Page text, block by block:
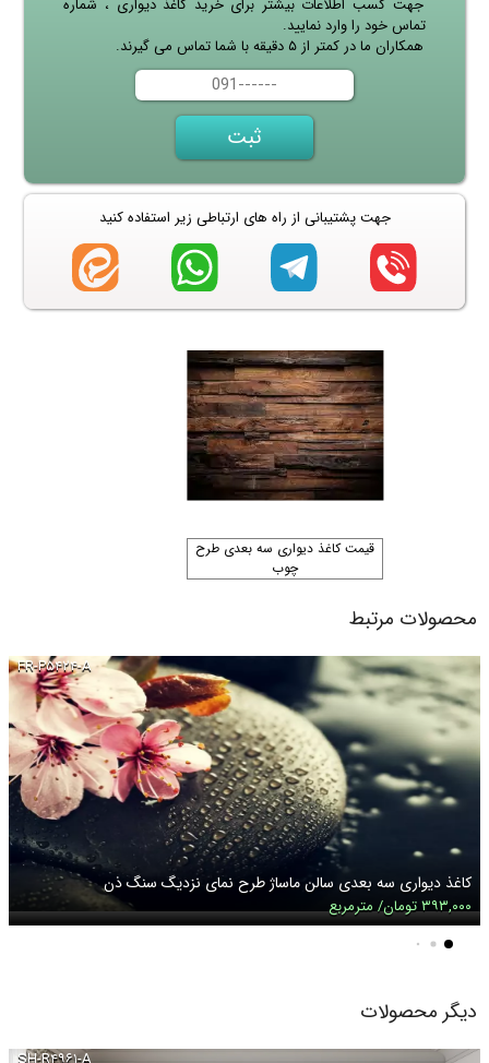
جهت کسب اطلاعات بیشتر برای خرید کاغذ دیواری ، شماره
تماس خود را وارد نمایید.
همکاران ما در کمتر از ۵ دقیقه با شما تماس می گیرند.
جهت پشتیبانی از راه های ارتباطی زیر استفاده کنید
قیمت کاغذ دیواری سه بعدی طرح
چوب
محصولات مرتبط
FR-P۵۴۲۴-A
کاغذ دیواری سه بعدی سالن ماساژ طرح نمای نزدیگ سنگ ذن
۳۹۳,۰۰۰ تومان/ مترمربع
دیگر محصولات